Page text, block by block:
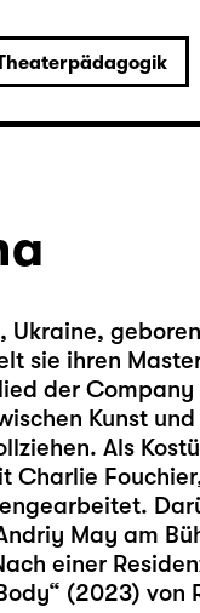
Ukraine,
sie ihren
der
Kunst
Als
Charlie
May am
einer
(2023) von